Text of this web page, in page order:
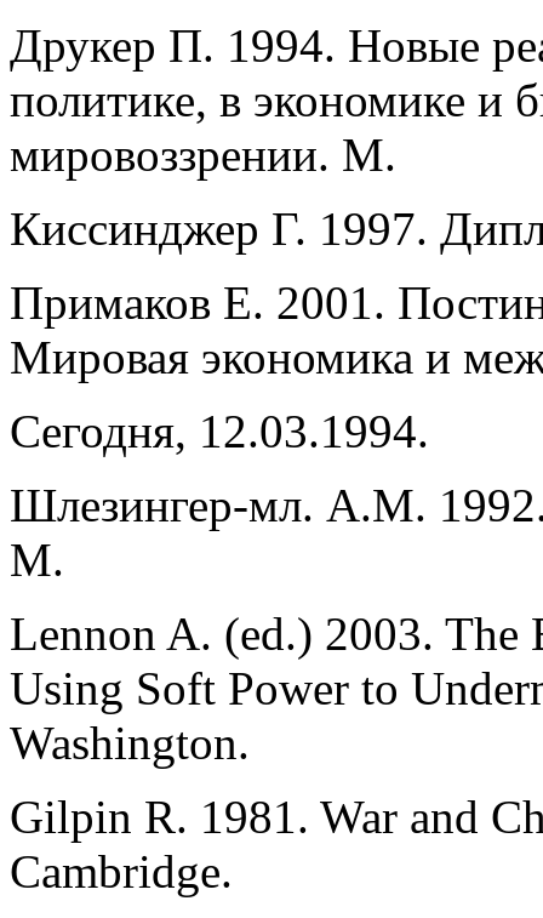
Друкер П. 1994. Новые
политике, в экономике и
мировоззрении. М.
Киссинджер Г. 1997.
Примаков Е. 2001.
Мировая экономика и
Сегодня, 12.03.1994.
Шлезингер-мл. А.М.
М.
Lennon A. (ed.) 2003.
Using Soft Power to
Washington.
Gilpin R. 1981. War and
Cambridge.